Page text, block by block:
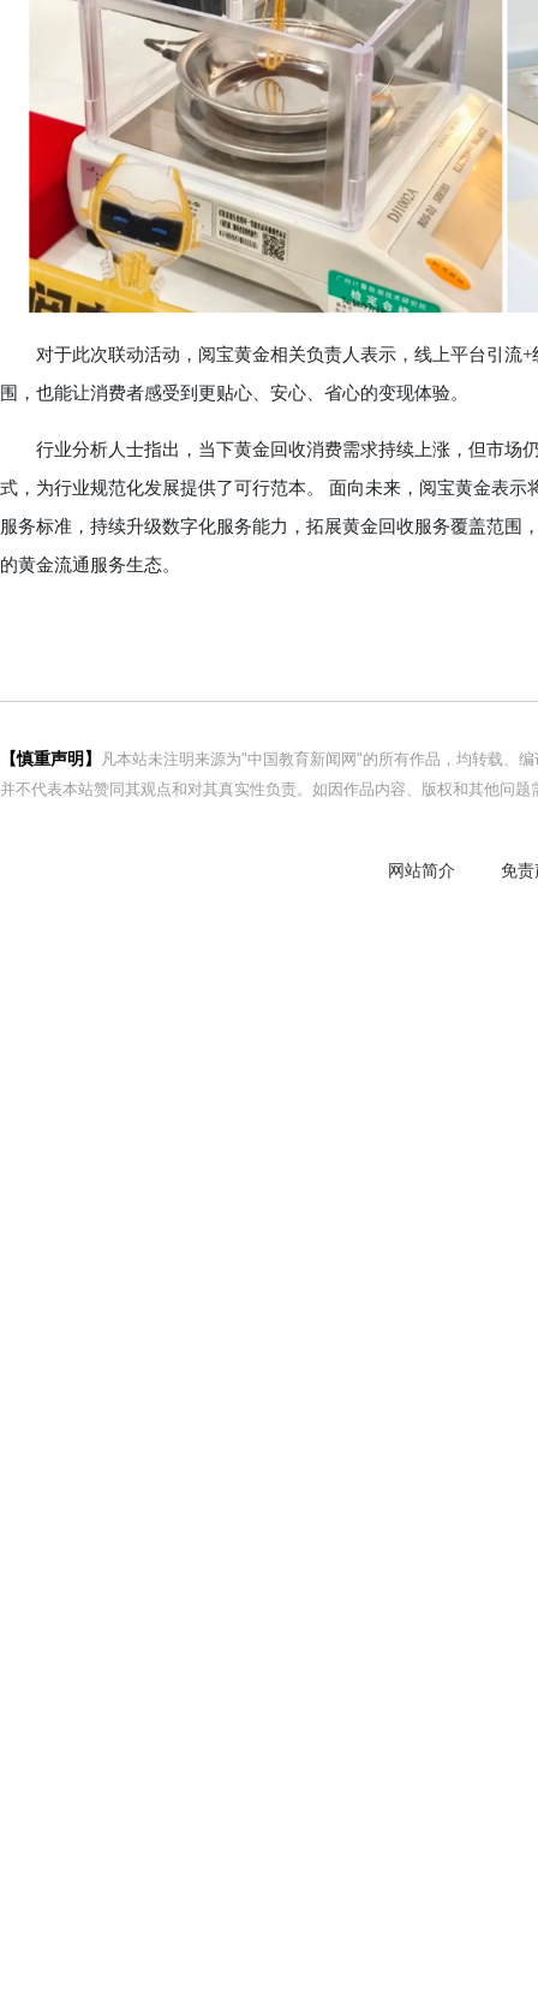
对于此次联动活动，阅宝黄金相关负责人表示，线上平台引流+
围，也能让消费者感受到更贴心、安心、省心的变现体验。
行业分析人士指出，当下黄金回收消费需求持续上涨，但市场
式，为行业规范化发展提供了可行范本。 面向未来，阅宝黄金表
服务标准，持续升级数字化服务能力，拓展黄金回收服务覆盖范围
的黄金流通服务生态。
【慎重声明】
凡本站未注明来源为"中国教育新闻网"的所有作品，均转载、
并不代表本站赞同其观点和对其真实性负责。如因作品内容、版权和其他问
网站简介 免责